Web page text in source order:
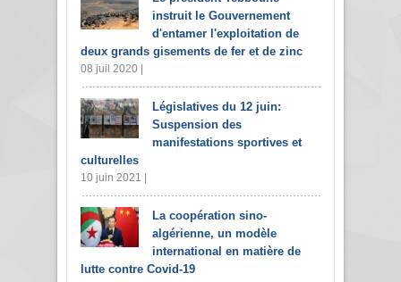
instruit le Gouvernement
d'entamer l'exploitation de
deux grands gisements de fer et de zinc
08 juil 2020 |
Législatives du 12 juin:
Suspension des
manifestations sportives et
culturelles
10 juin 2021 |
La coopération sino-
algérienne, un modèle
international en matière de
lutte contre Covid-19